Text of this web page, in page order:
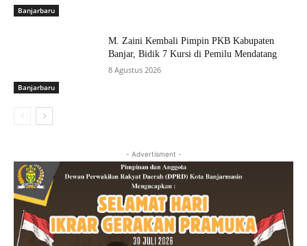
Banjarbaru
Banjarbaru
M. Zaini Kembali Pimpin PKB Kabupaten
Banjar, Bidik 7 Kursi di Pemilu Mendatang
8 Agustus 2026
- Advertisment -